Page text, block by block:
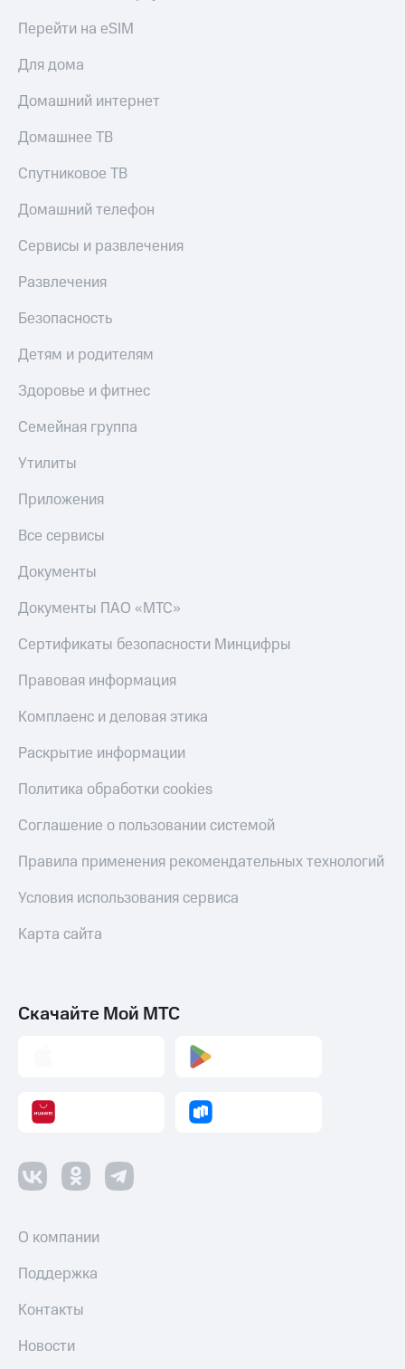
Перейти на eSIM
Для дома
Домашний интернет
Домашнее ТВ
Спутниковое ТВ
Домашний телефон
Сервисы и развлечения
Развлечения
Безопасность
Детям и родителям
Здоровье и фитнес
Семейная группа
Утилиты
Приложения
Все сервисы
Документы
Документы ПАО «МТС»
Сертификаты безопасности Минцифры
Правовая информация
Комплаенс и деловая этика
Раскрытие информации
Политика обработки cookies
Соглашение о пользовании системой
Правила применения рекомендательных технологий
Условия использования сервиса
Карта сайта
Скачайте Мой МТС
О компании
Поддержка
Контакты
Новости